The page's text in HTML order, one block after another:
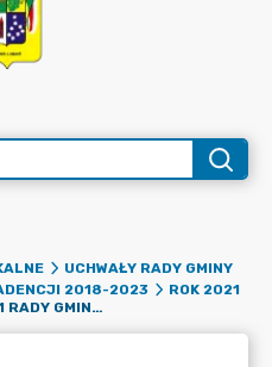
UCHWAŁY RADY GMINY
2018-2023
ROK 2021
UCHWAŁA NR XLVII/245/2021 RADY GMINY LUBAŃ Z DNIA 29 WRZEŚNIA 2021 R. W SPRAWIE UCHWALENIA MIEJSCOWEGO PLANU ZAGOSPODAROWANIA PRZESTRZENNEGO GMINY LUBAŃ OBEJMUJĄCEGO OBRĘB KOŚCIELNIK